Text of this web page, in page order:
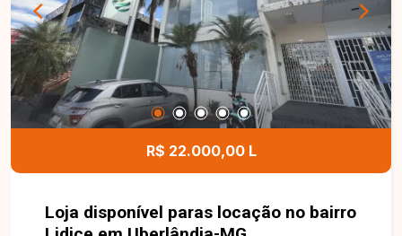
excelente localização no bairro Tubalina. Agende
uma visita e venha conhecer todos os detalhes
deste imóvel.
R$ 22.000,00 L
Loja disponível paras locação no bairro